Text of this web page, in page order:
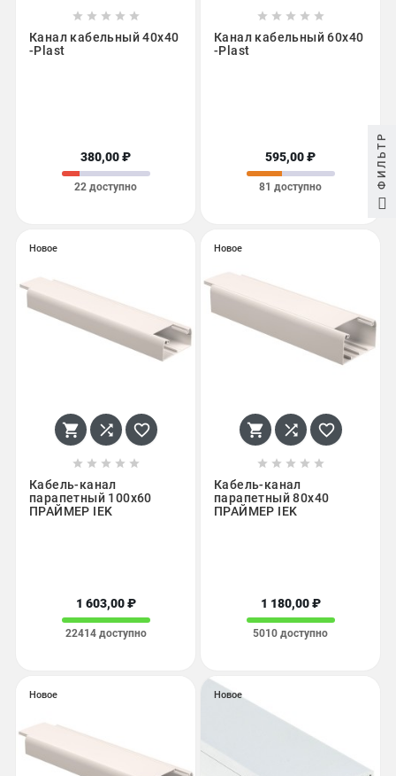
    
Канал кабельный 40х40
-Plast
380,00 ₽
22 доступно
    
Канал кабельный 60х40
-Plast
595,00 ₽
81 доступно
Новое
  
    
Кабель-канал
парапетный 100х60
ПРАЙМЕР IEK
1 603,00 ₽
22414 доступно
Новое
  
    
Кабель-канал
парапетный 80х40
ПРАЙМЕР IEK
1 180,00 ₽
5010 доступно
Новое Новое
ФИЛЬТР